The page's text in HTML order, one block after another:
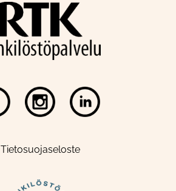
Tietosuojaseloste